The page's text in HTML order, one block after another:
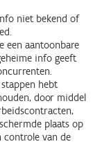
niet bekend of
een aantoonbare
info geeft
hebt
door middel
plaats op
controle van de